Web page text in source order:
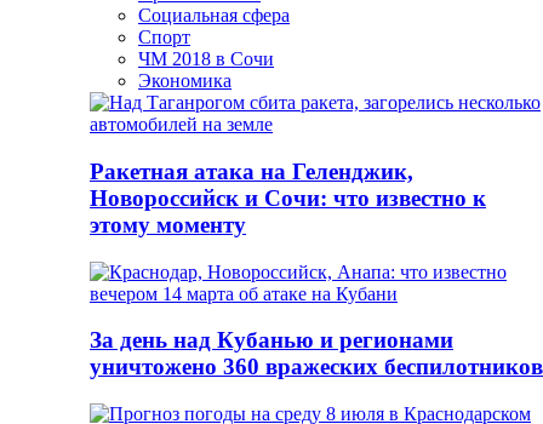
Социальная сфера
Спорт
ЧМ 2018 в Сочи
Экономика
Ракетная атака на Геленджик,
Новороссийск и Сочи: что известно к
этому моменту
За день над Кубанью и регионами
уничтожено 360 вражеских беспилотников